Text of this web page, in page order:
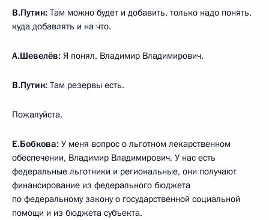
В.Путин: Там можно будет и добавить, только надо понять,
куда добавлять и на что.
А.Шевелёв: Я понял, Владимир Владимирович.
В.Путин: Там резервы есть.
Пожалуйста.
Е.Бобкова: У меня вопрос о льготном лекарственном
обеспечении, Владимир Владимирович. У нас есть
федеральные льготники и региональные, они получают
финансирование из федерального бюджета
по федеральному закону о государственной социальной
помощи и из бюджета субъекта.